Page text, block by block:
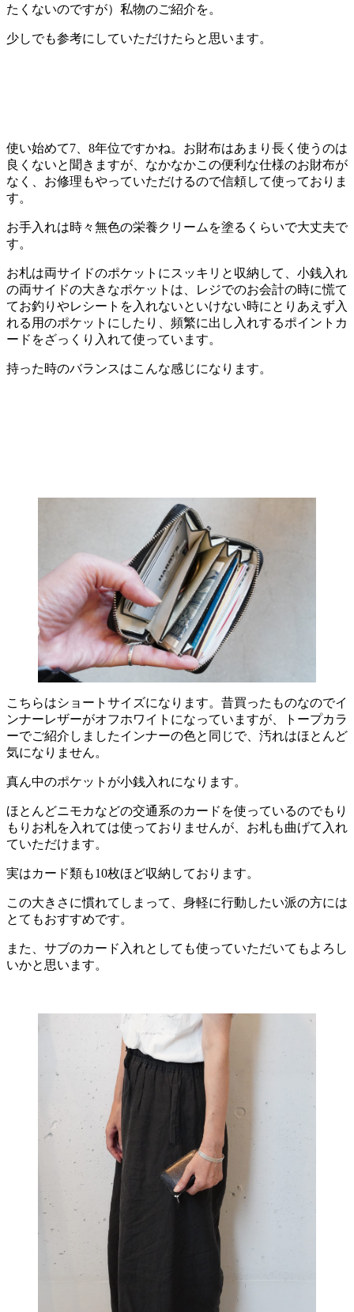
たくないのですが）私物のご紹介を。
少しでも参考にしていただけたらと思います。
使い始めて7、8年位ですかね。お財布はあまり長く使うのは
良くないと聞きますが、なかなかこの便利な仕様のお財布が
なく、お修理もやっていただけるので信頼して使っておりま
す。
お手入れは時々無色の栄養クリームを塗るくらいで大丈夫で
す。
お札は両サイドのポケットにスッキリと収納して、小銭入れ
の両サイドの大きなポケットは、レジでのお会計の時に慌て
てお釣りやレシートを入れないといけない時にとりあえず入
れる用のポケットにしたり、頻繁に出し入れするポイントカ
ードをざっくり入れて使っています。
持った時のバランスはこんな感じになります。
こちらはショートサイズになります。昔買ったものなのでイ
ンナーレザーがオフホワイトになっていますが、トープカラ
ーでご紹介しましたインナーの色と同じで、汚れはほとんど
気になりません。
真ん中のポケットが小銭入れになります。
ほとんどニモカなどの交通系のカードを使っているのでもり
もりお札を入れては使っておりませんが、お札も曲げて入れ
ていただけます。
実はカード類も10枚ほど収納しております。
この大きさに慣れてしまって、身軽に行動したい派の方には
とてもおすすめです。
また、サブのカード入れとしても使っていただいてもよろし
いかと思います。